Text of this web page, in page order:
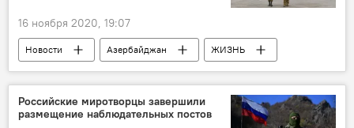
16 ноября 2020, 19:07
Новости Азербайджан
ЖИЗНЬ
Политика
Карабах
Ильхам Алиев
Первый вице-президент Азербайджана Мехрибан Алиева
Физулинский район
Джебраильский район
Российские миротворцы завершили
размещение наблюдательных постов